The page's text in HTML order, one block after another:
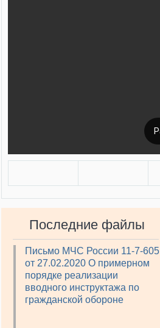
Последние файлы
Письмо МЧС России 11-7-605
от 27.02.2020 О примерном
порядке реализации
вводного инструктажа по
гражданской обороне